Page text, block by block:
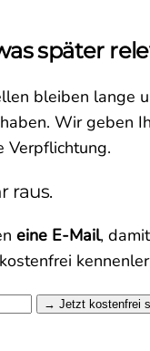
später
bleiben lange
Wir geben
Verpflichtung.
raus.
eine E-Mail,
Jetzt kostenfrei